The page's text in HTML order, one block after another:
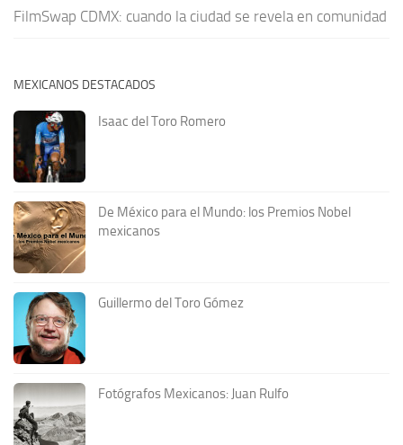
FilmSwap CDMX: cuando la ciudad se revela en comunidad
MEXICANOS DESTACADOS
Isaac del Toro Romero
De México para el Mundo: los Premios Nobel
mexicanos
Guillermo del Toro Gómez
Fotógrafos Mexicanos: Juan Rulfo